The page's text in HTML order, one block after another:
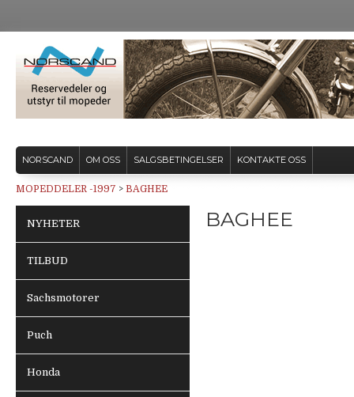
NORSCAND OM OSS SALGSBETINGELSER KONTAKTE OSS
MOPEDDELER -1997 > BAGHEE
NYHETER
TILBUD
Sachsmotorer
Puch
Honda
BAGHEE